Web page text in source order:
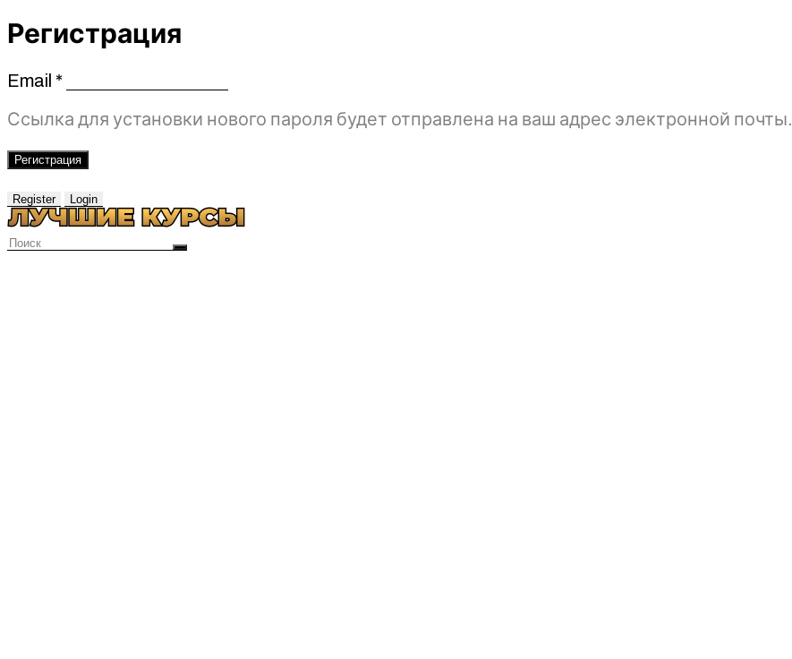
Регистрация
Email *Обязательно
Ссылка для установки нового пароля будет отправлена ​​на ваш адрес электронной почты.
Регистрация
Register Login